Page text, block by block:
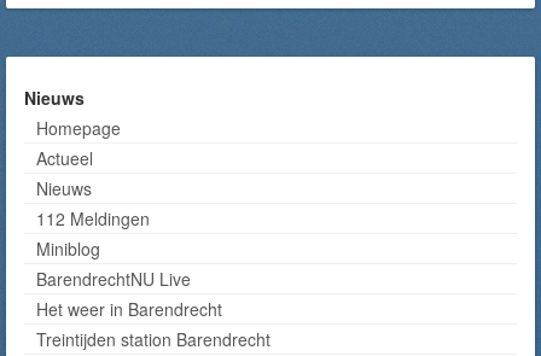
Nieuws
Homepage
Actueel
Nieuws
112 Meldingen
Miniblog
BarendrechtNU Live
Het weer in Barendrecht
Treintijden station Barendrecht